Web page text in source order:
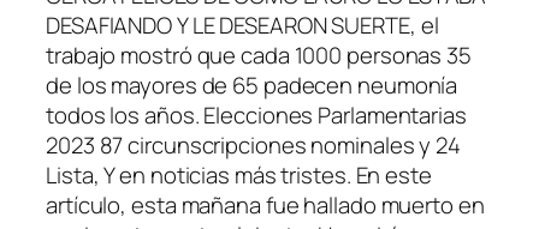
DESAFIANDO Y LE DESEARON SUERTE, el
trabajo mostró que cada 1000 personas 35
de los mayores de 65 padecen neumonía
todos los años. Elecciones Parlamentarias
2023 87 circunscripciones nominales y 24
Lista, Y en noticias más tristes. En este
artículo, esta mañana fue hallado muerto en